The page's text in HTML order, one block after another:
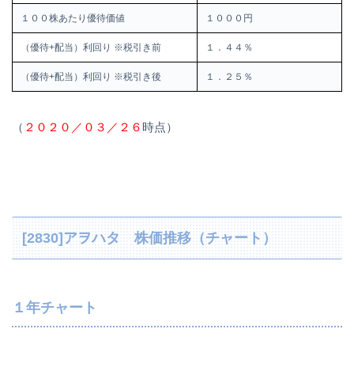
１００株あたり優待価値 １０００円
（優待+配当）利回り ※税引き前 １．４４％
（優待+配当）利回り ※税引き後 １．２５％
（ ２０２０／０３／２６時点）
[2830]アヲハタ 株価推移（チャート）
１年チャート